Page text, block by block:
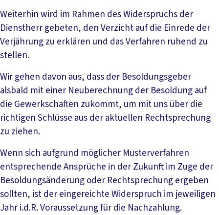
Weiterhin wird im Rahmen des Widerspruchs der
Dienstherr gebeten, den Verzicht auf die Einrede der
Verjährung zu erklären und das Verfahren ruhend zu
stellen.
Wir gehen davon aus, dass der Besoldungsgeber
alsbald mit einer Neuberechnung der Besoldung auf
die Gewerkschaften zukommt, um mit uns über die
richtigen Schlüsse aus der aktuellen Rechtsprechung
zu ziehen.
Wenn sich aufgrund möglicher Musterverfahren
entsprechende Ansprüche in der Zukunft im Zuge der
Besoldungsänderung oder Rechtsprechung ergeben
sollten, ist der eingereichte Widerspruch im jeweiligen
Jahr i.d.R. Voraussetzung für die Nachzahlung.